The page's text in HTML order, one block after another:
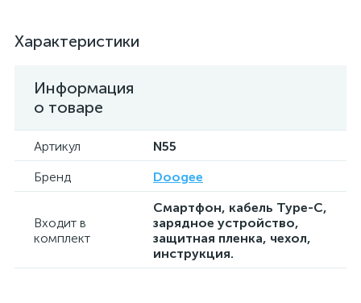
Характеристики
Информация
о товаре
Артикул
N55
Бренд
Doogee
Входит в
комплект
Смартфон, кабель Type-C,
зарядное устройство,
защитная пленка, чехол,
инструкция.